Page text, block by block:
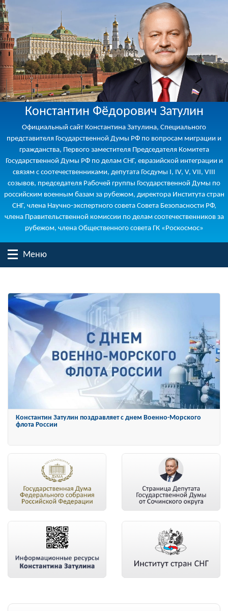
Константин Фёдорович Затулин
Официальный сайт Константина Затулина, Специального
представителя Государственной Думы РФ по вопросам миграции и
гражданства, Первого заместителя Председателя Комитета
Государственной Думы РФ по делам СНГ, евразийской интеграции и
связям с соотечественниками, депутата Госдумы I, IV, V, VII, VIII
созывов, председателя Рабочей группы Государственной Думы по
российским военным базам за рубежом, директора Института стран
СНГ, члена Научно-экспертного совета Совета Безопасности РФ,
члена Правительственной комиссии по делам соотечественников за
рубежом, члена Общественного совета ГК «Роскосмос»
Меню
Константин Затулин награжден Орденом «За заслуги перед
Отечеством» IV степени